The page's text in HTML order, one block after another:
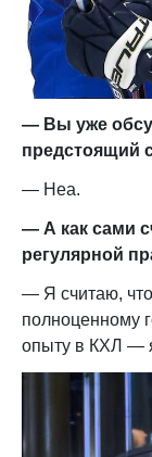
— Вы уже
предстоящий
— Неа.
— А как сами
регулярной
— Я считаю,
полноценному
опыту в КХЛ —